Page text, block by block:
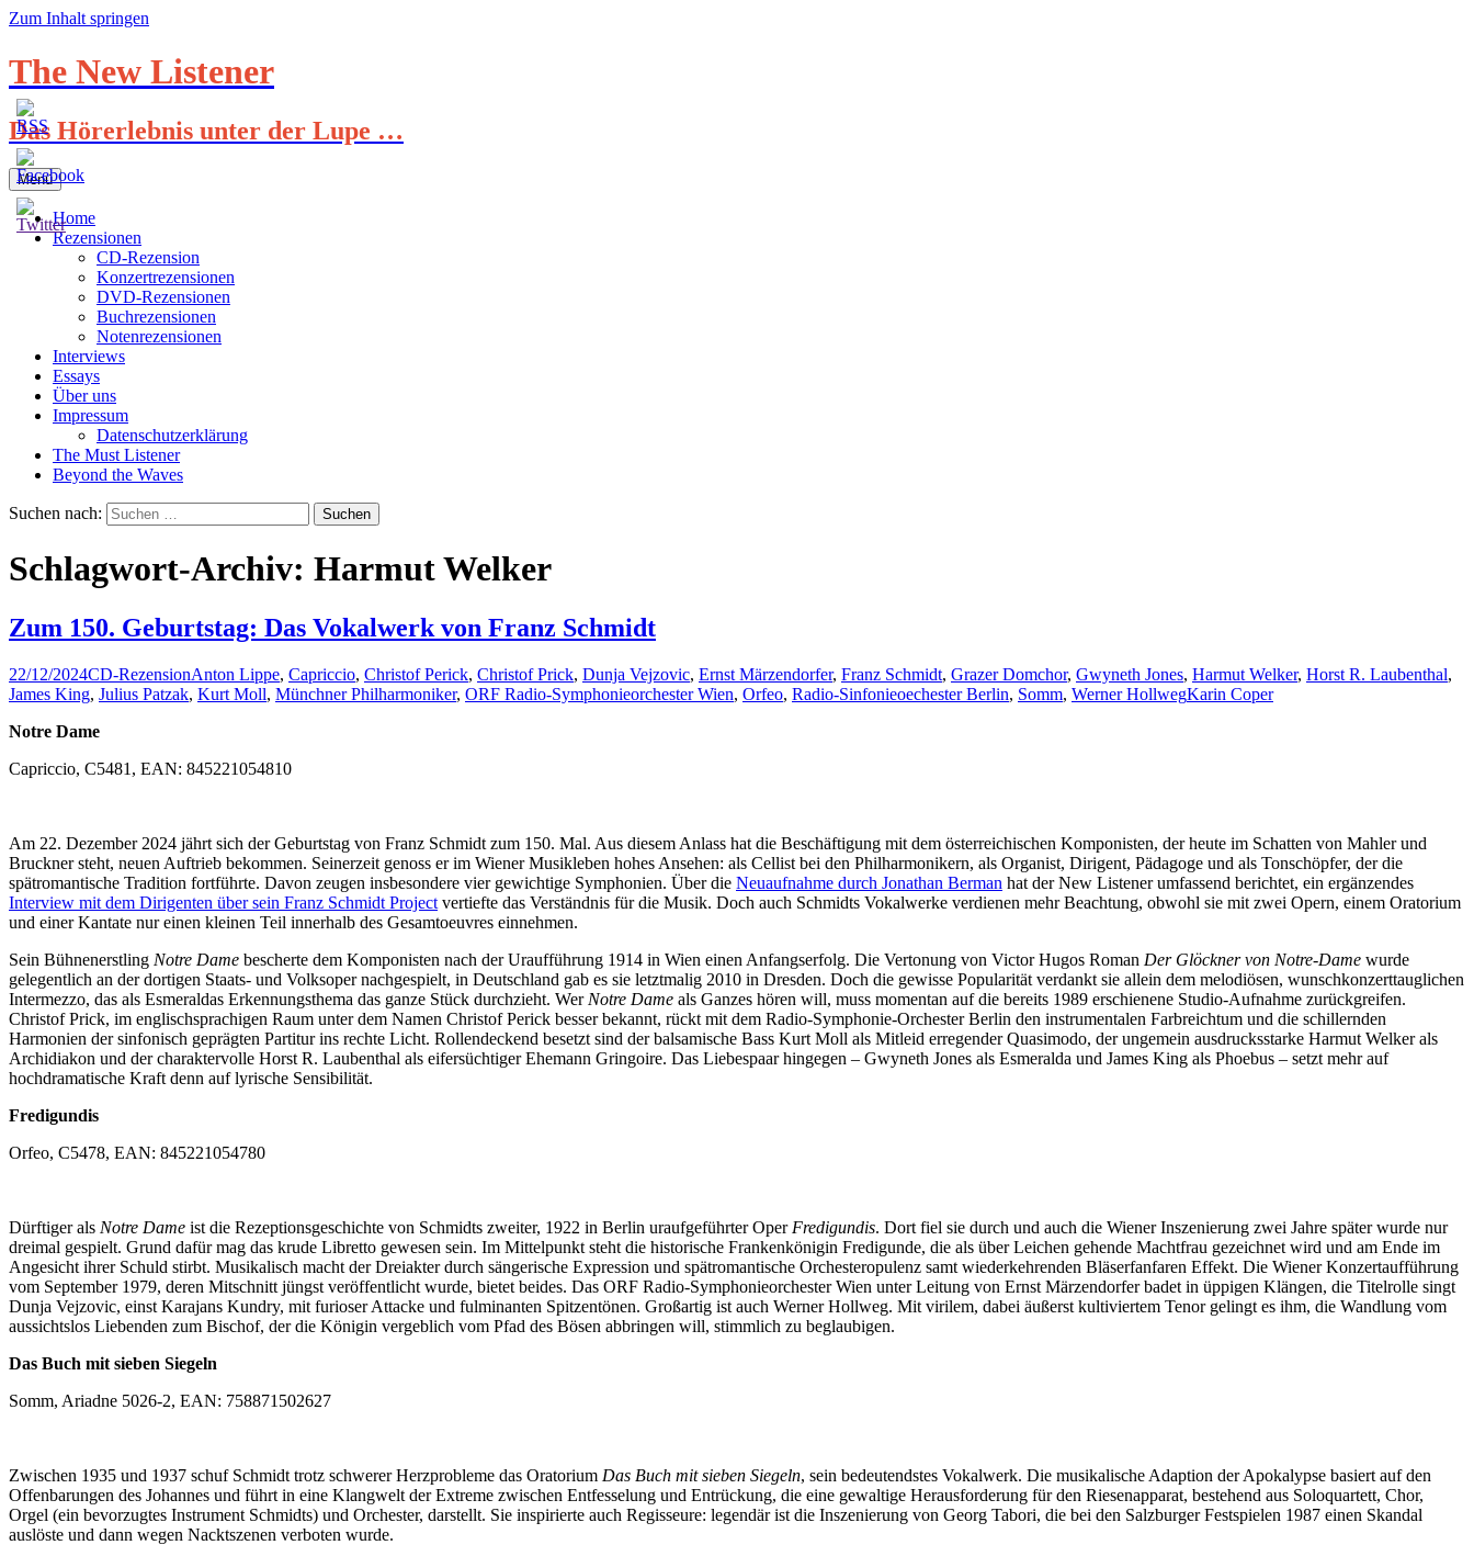
Zum Inhalt springen
The New Listener
Das Hörerlebnis unter der Lupe …
Menü
Home
Rezensionen
CD-Rezension
Konzertrezensionen
DVD-Rezensionen
Buchrezensionen
Notenrezensionen
Interviews
Essays
Über uns
Impressum
Datenschutzerklärung
The Must Listener
Beyond the Waves
Suchen nach:
Schlagwort-Archiv: Harmut Welker
Zum 150. Geburtstag: Das Vokalwerk von Franz Schmidt
22/12/2024CD-RezensionAnton Lippe, Capriccio, Christof Perick, Christof Prick, Dunja Vejzovic, Ernst Märzendorfer, Franz Schmidt, Grazer Domchor, Gwyneth Jones, Harmut Welker, Horst R. Laubenthal,
James King, Julius Patzak, Kurt Moll, Münchner Philharmoniker, ORF Radio-Symphonieorchester Wien, Orfeo, Radio-Sinfonieoechester Berlin, Somm, Werner HollwegKarin Coper
Notre Dame
Capriccio, C5481, EAN: 845221054810
Am 22. Dezember 2024 jährt sich der Geburtstag von Franz Schmidt zum 150. Mal. Aus diesem Anlass hat die Beschäftigung mit dem österreichischen Komponisten, der heute im Schatten von Mahler und
Bruckner steht, neuen Auftrieb bekommen. Seinerzeit genoss er im Wiener Musikleben hohes Ansehen: als Cellist bei den Philharmonikern, als Organist, Dirigent, Pädagoge und als Tonschöpfer, der die
spätromantische Tradition fortführte. Davon zeugen insbesondere vier gewichtige Symphonien. Über die Neuaufnahme durch Jonathan Berman hat der New Listener umfassend berichtet, ein ergänzendes
Interview mit dem Dirigenten über sein Franz Schmidt Project vertiefte das Verständnis für die Musik. Doch auch Schmidts Vokalwerke verdienen mehr Beachtung, obwohl sie mit zwei Opern, einem Oratorium
und einer Kantate nur einen kleinen Teil innerhalb des Gesamtoeuvres einnehmen.
Sein Bühnenerstling Notre Dame bescherte dem Komponisten nach der Uraufführung 1914 in Wien einen Anfangserfolg. Die Vertonung von Victor Hugos Roman Der Glöckner von Notre-Dame wurde
gelegentlich an der dortigen Staats- und Volksoper nachgespielt, in Deutschland gab es sie letztmalig 2010 in Dresden. Doch die gewisse Popularität verdankt sie allein dem melodiösen, wunschkonzerttauglichen
Intermezzo, das als Esmeraldas Erkennungsthema das ganze Stück durchzieht. Wer Notre Dame als Ganzes hören will, muss momentan auf die bereits 1989 erschienene Studio-Aufnahme zurückgreifen.
Christof Prick, im englischsprachigen Raum unter dem Namen Christof Perick besser bekannt, rückt mit dem Radio-Symphonie-Orchester Berlin den instrumentalen Farbreichtum und die schillernden
Harmonien der sinfonisch geprägten Partitur ins rechte Licht. Rollendeckend besetzt sind der balsamische Bass Kurt Moll als Mitleid erregender Quasimodo, der ungemein ausdrucksstarke Harmut Welker als
Archidiakon und der charaktervolle Horst R. Laubenthal als eifersüchtiger Ehemann Gringoire. Das Liebespaar hingegen – Gwyneth Jones als Esmeralda und James King als Phoebus – setzt mehr auf
hochdramatische Kraft denn auf lyrische Sensibilität.
Fredigundis
Orfeo, C5478, EAN: 845221054780
Dürftiger als Notre Dame ist die Rezeptionsgeschichte von Schmidts zweiter, 1922 in Berlin uraufgeführter Oper Fredigundis. Dort fiel sie durch und auch die Wiener Inszenierung zwei Jahre später wurde nur
dreimal gespielt. Grund dafür mag das krude Libretto gewesen sein. Im Mittelpunkt steht die historische Frankenkönigin Fredigunde, die als über Leichen gehende Machtfrau gezeichnet wird und am Ende im
Angesicht ihrer Schuld stirbt. Musikalisch macht der Dreiakter durch sängerische Expression und spätromantische Orchesteropulenz samt wiederkehrenden Bläserfanfaren Effekt. Die Wiener Konzertaufführung
vom September 1979, deren Mitschnitt jüngst veröffentlicht wurde, bietet beides. Das ORF Radio-Symphonieorchester Wien unter Leitung von Ernst Märzendorfer badet in üppigen Klängen, die Titelrolle singt
Dunja Vejzovic, einst Karajans Kundry, mit furioser Attacke und fulminanten Spitzentönen. Großartig ist auch Werner Hollweg. Mit virilem, dabei äußerst kultiviertem Tenor gelingt es ihm, die Wandlung vom
aussichtslos Liebenden zum Bischof, der die Königin vergeblich vom Pfad des Bösen abbringen will, stimmlich zu beglaubigen.
Das Buch mit sieben Siegeln
Somm, Ariadne 5026-2, EAN: 758871502627
Zwischen 1935 und 1937 schuf Schmidt trotz schwerer Herzprobleme das Oratorium Das Buch mit sieben Siegeln, sein bedeutendstes Vokalwerk. Die musikalische Adaption der Apokalypse basiert auf den
Offenbarungen des Johannes und führt in eine Klangwelt der Extreme zwischen Entfesselung und Entrückung, die eine gewaltige Herausforderung für den Riesenapparat, bestehend aus Soloquartett, Chor,
Orgel (ein bevorzugtes Instrument Schmidts) und Orchester, darstellt. Sie inspirierte auch Regisseure: legendär ist die Inszenierung von Georg Tabori, die bei den Salzburger Festspielen 1987 einen Skandal
auslöste und dann wegen Nacktszenen verboten wurde.